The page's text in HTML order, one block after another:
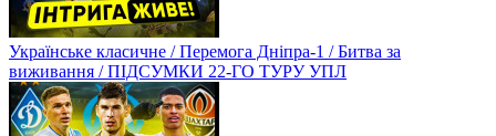
Українське класичне / Перемога Дніпра-1 / Битва за
виживання / ПІДСУМКИ 22-ГО ТУРУ УПЛ